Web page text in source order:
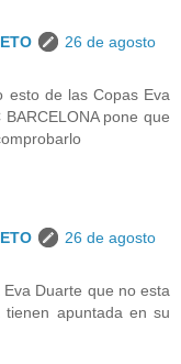
26 de agosto
esto de las Copas Eva
pone que
26 de agosto
Duarte que no esta
apuntada en su